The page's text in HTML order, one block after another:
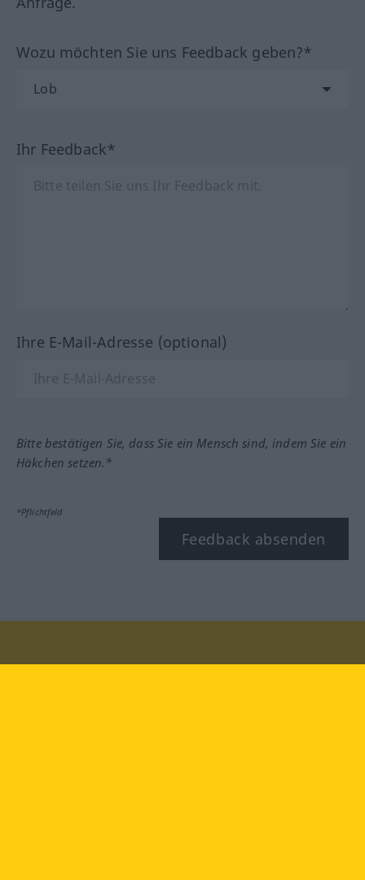
Wozu möchten Sie uns Feedback geben?*
Ihr Feedback*
Ihre E-Mail-Adresse (optional)
Bitte bestätigen Sie, dass Sie ein Mensch sind, indem Sie ein
Häkchen setzen.*
*Pflichtfeld
Feedback absenden
Besuchen Sie uns auf: